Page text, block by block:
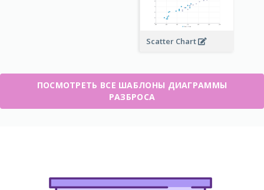
Scatter Chart
ПОСМОТРЕТЬ ВСЕ ШАБЛОНЫ ДИАГРАММЫ
РАЗБРОСА